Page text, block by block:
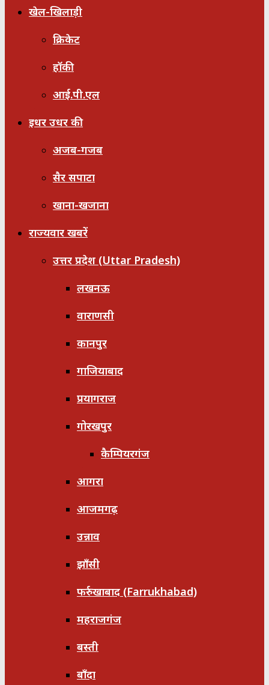
खेल-खिलाड़ी
क्रिकेट
हॉकी
आई.पी.एल
इधर उधर की
अजब-गजब
सैर सपाटा
खाना-खजाना
राज्यवार खबरें
उत्तर प्रदेश (Uttar Pradesh)
लखनऊ
वाराणसी
कानपुर
गाजियाबाद
प्रयागराज
गोरखपुर
कैम्पियरगंज
आगरा
आजमगढ़
उन्नाव
झाँसी
फर्रुखाबाद (Farrukhabad)
महराजगंज
बस्ती
बाँदा